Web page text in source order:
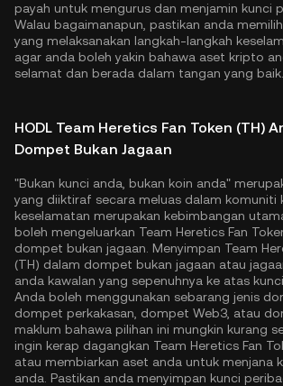
payah untuk mengurus dan menjamin kunci
Walau bagaimanapun, pastikan anda
yang melaksanakan langkah-langkah
agar anda boleh yakin bahawa aset kripto
selamat dan berada dalam tangan yang baik.
HODL Team Heretics Fan Token (TH)
Dompet Bukan Jagaan
"Bukan kunci anda, bukan koin anda"
yang diiktiraf secara meluas dalam komuniti
keselamatan merupakan kebimbangan
boleh mengeluarkan Team Heretics Fan
dompet bukan jagaan. Menyimpan Team
(TH) dalam dompet bukan jagaan atau
anda kawalan yang sepenuhnya ke atas
Anda boleh menggunakan sebarang jenis
dompet perkakasan, dompet Web3, atau
maklum bahawa pilihan ini mungkin kurang
ingin kerap dagangkan Team Heretics Fan
atau membiarkan aset anda untuk menjana
anda. Pastikan anda menyimpan kunci